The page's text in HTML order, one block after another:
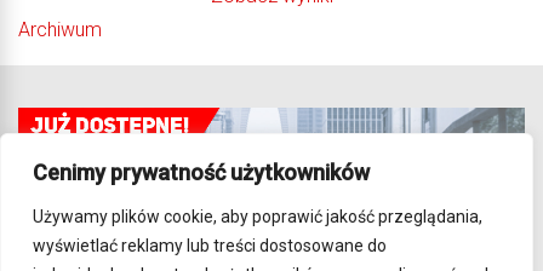
Cenimy prywatność użytkowników
Używamy plików cookie, aby poprawić jakość przeglądania,
wyświetlać reklamy lub treści dostosowane do
Archiwum